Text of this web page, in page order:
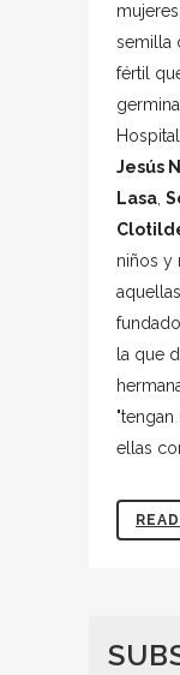
semilla
fértil
Jesús
Lasa,
niños y
la que
ellas